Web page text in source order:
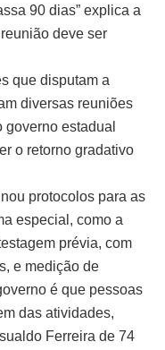
90 dias” explica a
deve ser
que disputam a
diversas reuniões
estadual
o retorno gradativo
protocolos para as
especial, como a
prévia, com
e medição de
é que pessoas
das atividades,
Ferreira de 74